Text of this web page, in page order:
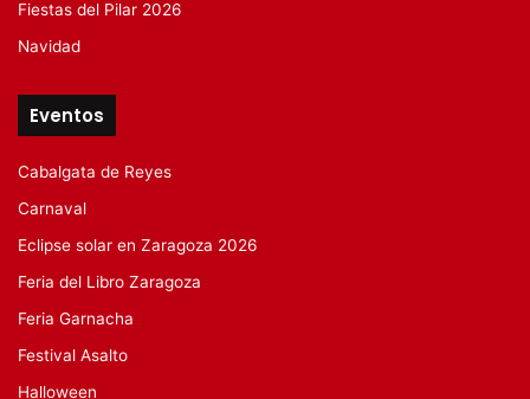
Fiestas del Pilar 2026
Navidad
Eventos
Cabalgata de Reyes
Carnaval
Eclipse solar en Zaragoza 2026
Feria del Libro Zaragoza
Feria Garnacha
Festival Asalto
Halloween